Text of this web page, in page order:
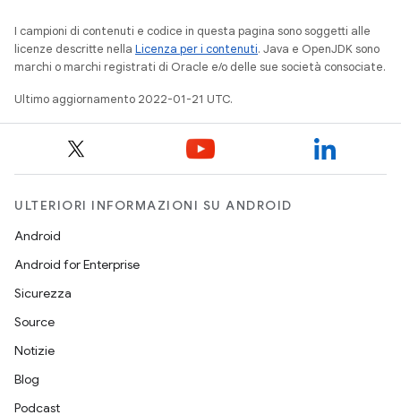
I campioni di contenuti e codice in questa pagina sono soggetti alle
licenze descritte nella Licenza per i contenuti. Java e OpenJDK sono
marchi o marchi registrati di Oracle e/o delle sue società consociate.
Ultimo aggiornamento 2022-01-21 UTC.
ULTERIORI INFORMAZIONI SU ANDROID
Android
Android for Enterprise
Sicurezza
Source
Notizie
Blog
Podcast